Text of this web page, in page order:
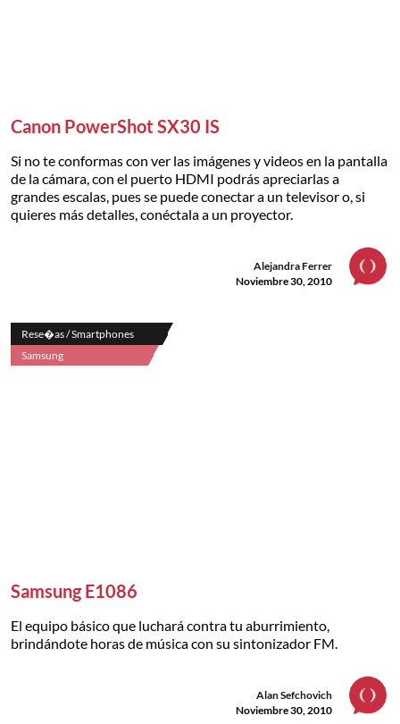
Canon PowerShot SX30 IS
Si no te conformas con ver las imágenes y videos en la pantalla
de la cámara, con el puerto HDMI podrás apreciarlas a
grandes escalas, pues se puede conectar a un televisor o, si
quieres más detalles, conéctala a un proyector.
Alejandra Ferrer
Noviembre 30, 2010
Rese�as / Smartphones
Samsung
Samsung E1086
El equipo básico que luchará contra tu aburrimiento,
brindándote horas de música con su sintonizador FM.
Alan Sefchovich
Noviembre 30, 2010